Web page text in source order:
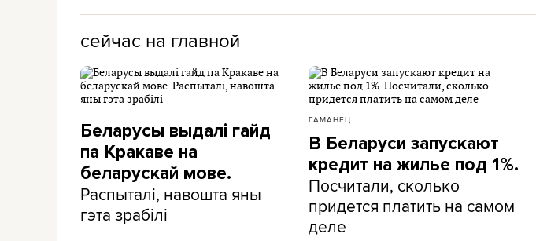
сейчас на главной
Беларусы выдалі гайд
па Кракаве на
беларускай мове.
Распыталі, навошта яны
гэта зрабілі
ГАМАНЕЦ
В Беларуси запускают
кредит на жилье под 1%.
Посчитали, сколько
придется платить на самом
деле